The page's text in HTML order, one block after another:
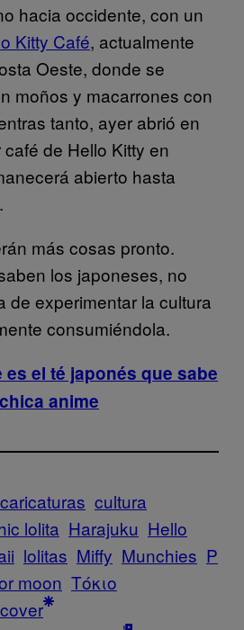
hacia occidente, con un
Kitty Café, actualmente
Oeste, donde se
moños y macarrones con
tanto, ayer abrió en
de Hello Kitty en
abierto hasta
más cosas pronto.
los japoneses, no
de experimentar la cultura
consumiéndola.
es el té japonés que sabe
anime
caricaturas cultura
lolita Harajuku Hello
lolitas Miffy Munchies P
moon Τόκιο